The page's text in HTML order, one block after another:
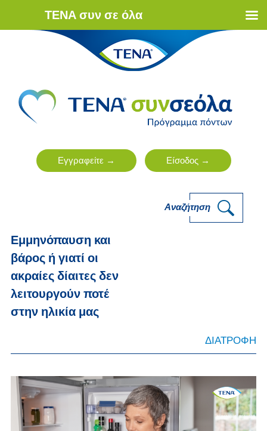
Αναζήτηση
Εμμηνόπαυση και
βάρος ή γιατί οι
ακραίες δίαιτες δεν
λειτουργούν ποτέ
στην ηλικία μας
ΔΙΑΤΡΟΦΗ
ΤΕΝΑ συν σε όλα